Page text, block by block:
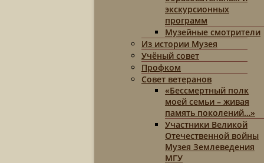
экскурсионных
программ
Музейные смотрители
Из истории Музея
Учёный совет
Профком
Совет ветеранов
«Бессмертный полк
моей семьи – живая
память поколений…»
Участники Великой
Отечественной войны
Музея Землеведения
МГУ